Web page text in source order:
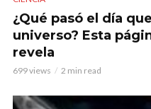
¿Qué pasó el día
universo? Esta
revela
699 views 2 min read